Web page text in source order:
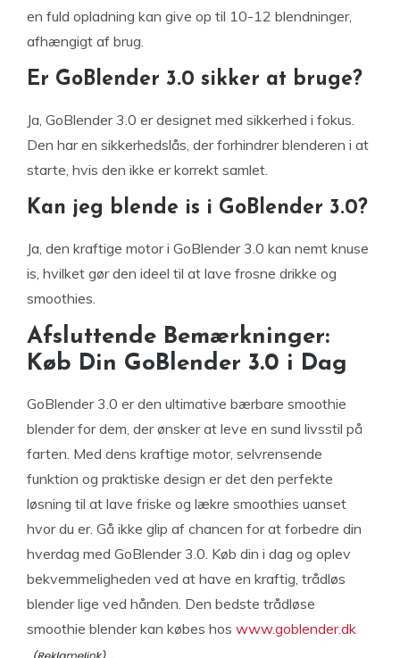
en fuld opladning kan give op til 10-12 blendninger,
afhængigt af brug.
Er GoBlender 3.0 sikker at bruge?
Ja, GoBlender 3.0 er designet med sikkerhed i fokus.
Den har en sikkerhedslås, der forhindrer blenderen i at
starte, hvis den ikke er korrekt samlet.
Kan jeg blende is i GoBlender 3.0?
Ja, den kraftige motor i GoBlender 3.0 kan nemt knuse
is, hvilket gør den ideel til at lave frosne drikke og
smoothies.
Afsluttende Bemærkninger:
Køb Din GoBlender 3.0 i Dag
GoBlender 3.0 er den ultimative bærbare smoothie
blender for dem, der ønsker at leve en sund livsstil på
farten. Med dens kraftige motor, selvrensende
funktion og praktiske design er det den perfekte
løsning til at lave friske og lækre smoothies uanset
hvor du er. Gå ikke glip af chancen for at forbedre din
hverdag med GoBlender 3.0. Køb din i dag og oplev
bekvemmeligheden ved at have en kraftig, trådløs
blender lige ved hånden. Den bedste trådløse
smoothie blender kan købes hos www.goblender.dk
.